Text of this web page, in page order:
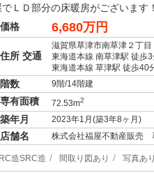
ＬＤ部分の床暖房がございます
価格
6,680万円
住所 交通
滋賀県草津市南草津２丁目
東海道本線 南草津駅 徒歩
東海道本線 草津駅 徒歩40
階数 9階/14階建
専有面積 72.53m2
築年月 2023年1月(築3年8ヶ月)
店舗名 株式会社福屋不動産販売
RC造SRC造 間取り図あり 写真あり